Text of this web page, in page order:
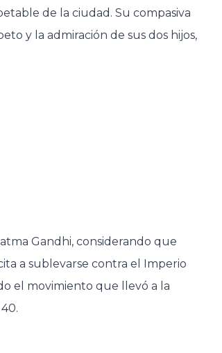
de la ciudad. Su compasiva
y la admiración de sus dos hijos,
Gandhi, considerando que
a sublevarse contra el Imperio
el movimiento que llevó a la